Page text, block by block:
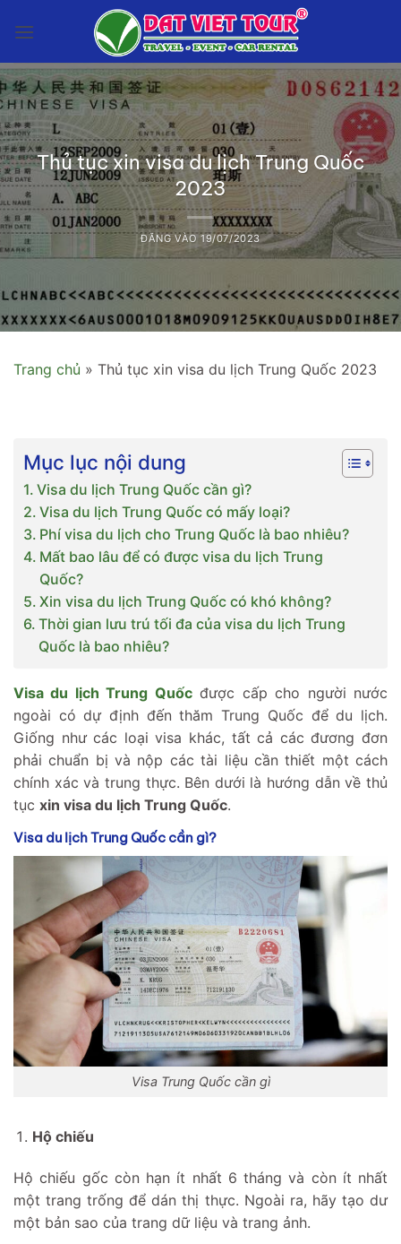
qua
dung
Thủ tục xin visa du lịch Trung Quốc
2023
ĐĂNG VÀO19/07/2023
Trang chủ » Thủ tục xin visa du lịch Trung Quốc 2023
Mục lục nội dung
Visa du lịch Trung Quốc cần gì?
Visa du lịch Trung Quốc có mấy loại?
Phí visa du lịch cho Trung Quốc là bao nhiêu?
Mất bao lâu để có được visa du lịch Trung
Quốc?
Xin visa du lịch Trung Quốc có khó không?
Thời gian lưu trú tối đa của visa du lịch Trung
Quốc là bao nhiêu?
Visa du lịch Trung Quốcđược cấp cho người nước
ngoài có dự định đến thăm Trung Quốc để du lịch.
Giống như các loại visa khác, tất cả các đương đơn
phải chuẩn bị và nộp các tài liệu cần thiết một cách
chính xác và trung thực. Bên dưới là hướng dẫn về thủ
tục xin visa du lịch Trung Quốc.
Visa du lịch Trung Quốc cần gì?
Visa Trung Quốc cần gì
Hộ chiếu
Hộ chiếu gốc còn hạn ít nhất 6 tháng và còn ít nhất
một trang trống để dán thị thực. Ngoài ra, hãy tạo dư
một bản sao của trang dữ liệu và trang ảnh.